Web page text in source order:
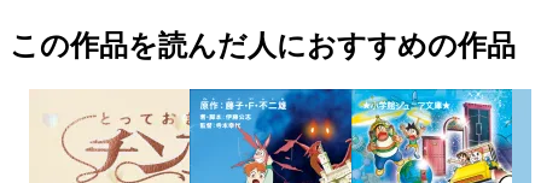
この作品を読んだ人におすすめの作品